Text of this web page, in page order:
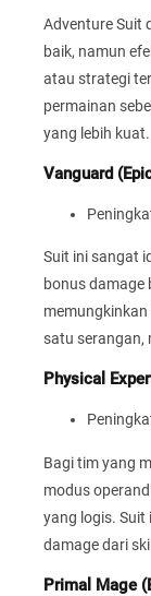
Adventure Suit
baik, namun
atau strategi
permainan
yang lebih kuat.
Vanguard
Suit ini sangat
bonus damage
satu serangan,
Physical
Bagi tim yang
modus
yang logis. Suit
damage dari
Primal Mage